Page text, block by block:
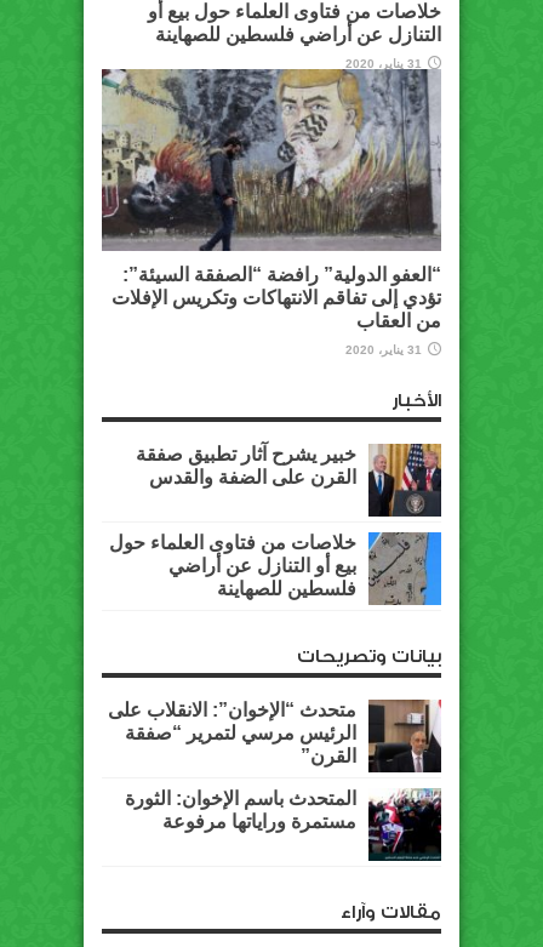
خلاصات من فتاوى العلماء حول بيع أو
التنازل عن أراضي فلسطين للصهاينة
31 يناير، 2020
“العفو الدولية” رافضة “الصفقة السيئة”:
تؤدي إلى تفاقم الانتهاكات وتكريس الإفلات
من العقاب
31 يناير، 2020
الأخبار
خبير يشرح آثار تطبيق صفقة
القرن على الضفة والقدس
خلاصات من فتاوى العلماء حول
بيع أو التنازل عن أراضي
فلسطين للصهاينة
بيانات وتصريحات
متحدث “الإخوان”: الانقلاب على
الرئيس مرسي لتمرير “صفقة
القرن”
المتحدث باسم الإخوان: الثورة
مستمرة وراياتها مرفوعة
مقالات وآراء